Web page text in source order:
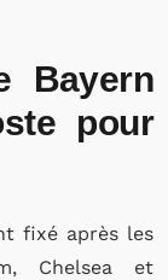
Bayern
pour
fixé après les
Chelsea et